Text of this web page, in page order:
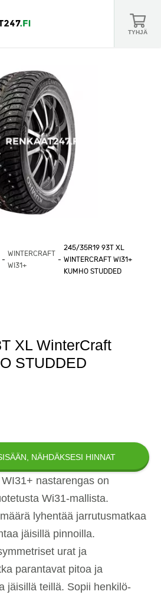
TYHJÄ
WINTERCRAFT
WI31+
245/35R19 93T XL
WINTERCRAFT WI31+
KUMHO STUDDED
XL WinterCraft
STUDDED
NÄHDÄKSESI HINNAT
nastarengas on
Wi31-mallista.
lyhentää jarrutusmatkaa
jäisillä pinnoilla.
urat ja
parantavat pitoa ja
jäisillä teillä. Sopii henkilö-